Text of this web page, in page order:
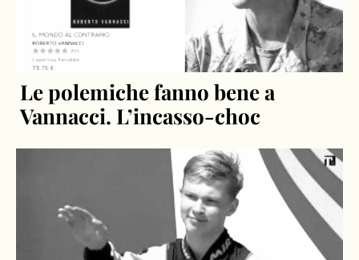
Le polemiche fanno bene a
Vannacci. L’incasso-choc